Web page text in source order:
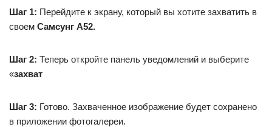
Шаг 1: Перейдите к экрану, который вы хотите захватить в
своем Самсунг А52.
Шаг 2: Теперь откройте панель уведомлений и выберите
«захват
Шаг 3: Готово. Захваченное изображение будет сохранено
в приложении фотогалереи.